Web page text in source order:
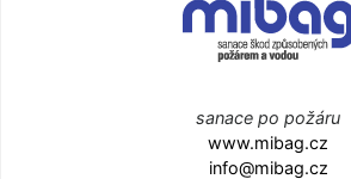
sanace po požáru
www.mibag.cz
info@mibag.cz